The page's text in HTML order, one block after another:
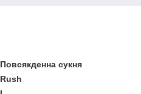
Повсякденна сукня
Rush